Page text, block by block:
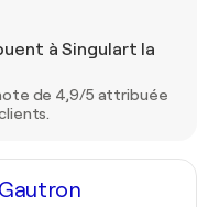
à Singulart la
de 4,9/5 attribuée